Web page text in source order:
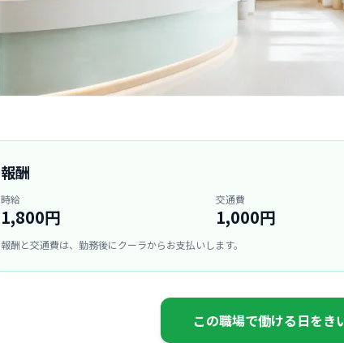
報酬
時給
1,800円
交通費
1,000円
報酬と交通費は、勤務後にクーラからお支払いします。
この職場で働ける日をき